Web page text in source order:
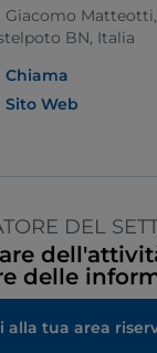
Giacomo
BN, Italia
Chiama
Sito Web
DEL
delle
alla tua area